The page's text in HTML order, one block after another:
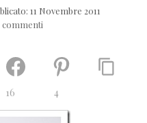
11 Novembre 2011
commenti
16 4